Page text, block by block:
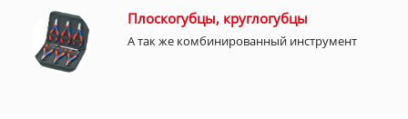
Плоскогубцы, круглогубцы
А так же комбинированный инструмент